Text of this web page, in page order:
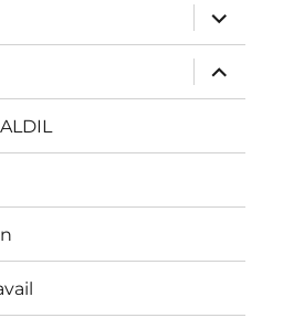
ouvrir
le
sous-
menu
ouvrir
le
sous-